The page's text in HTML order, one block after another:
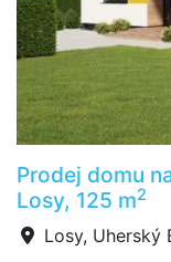
Prodej domu
Losy, 125 m2
Losy, Uherský